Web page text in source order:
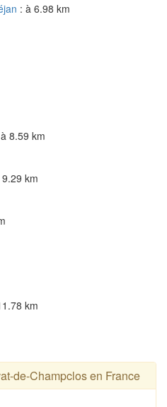
: à 6.98 km
8.59 km
km
km
de-Champclos en France